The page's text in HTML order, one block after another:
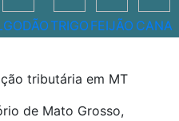
TRIGO FEIJÃO CANA
tributária em MT
de Mato Grosso,